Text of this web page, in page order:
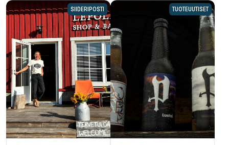
SIIDERIPOSTI TUOTEUUTISET